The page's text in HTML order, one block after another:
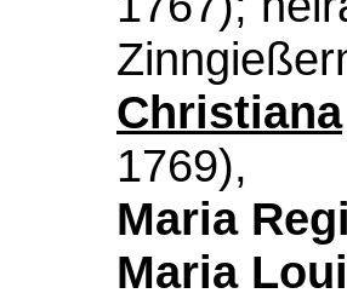
Christiana
1769),
Maria
Maria